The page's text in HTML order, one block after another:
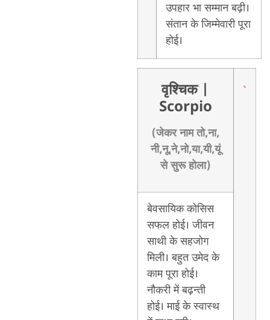
उपहार भा सम्मान बढ़ी।
संतान के जिम्मेवारी पूरा
होई।
वृश्चिक
Scorpio
(जेकर नाम तो,ना,
नी,नू,ने,नो,या,यी,यूं
से सुरू होला)
बेवसायिक कोसिस
सफल होई। जीवन
साथी के सहजोग
मिली। बहुत उमेद के
काम पूरा होई।
नौकरी में बढ़न्ती
होई। माई के स्वास्थ